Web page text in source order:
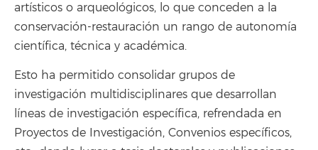
artísticos o arqueológicos, lo que conceden a la
conservación-restauración un rango de autonomía
científica, técnica y académica.
Esto ha permitido consolidar grupos de
investigación multidisciplinares que desarrollan
líneas de investigación específica, refrendada en
Proyectos de Investigación, Convenios específicos,